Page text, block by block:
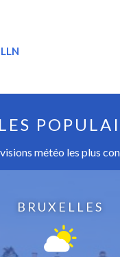
météo les plus
BRUXELLES